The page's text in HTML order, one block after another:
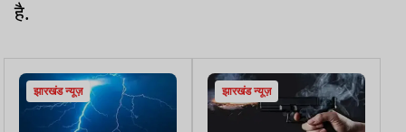
है.
झारखंड न्यूज़ झारखंड न्यूज़